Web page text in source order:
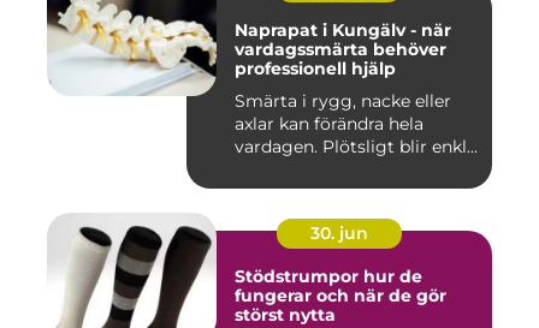
Naprapat i Kungälv - när
vardagssmärta behöver
professionell hjälp
Smärta i rygg, nacke eller
axlar kan förändra hela
vardagen. Plötsligt blir enkl...
30. jun
Stödstrumpor hur de
fungerar och när de gör
störst nytta